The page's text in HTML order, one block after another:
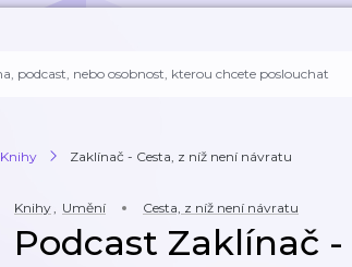
Knihy Zaklínač - Cesta, z níž není návratu
Knihy, Umění Cesta, z níž není návratu
Podcast Zaklínač -